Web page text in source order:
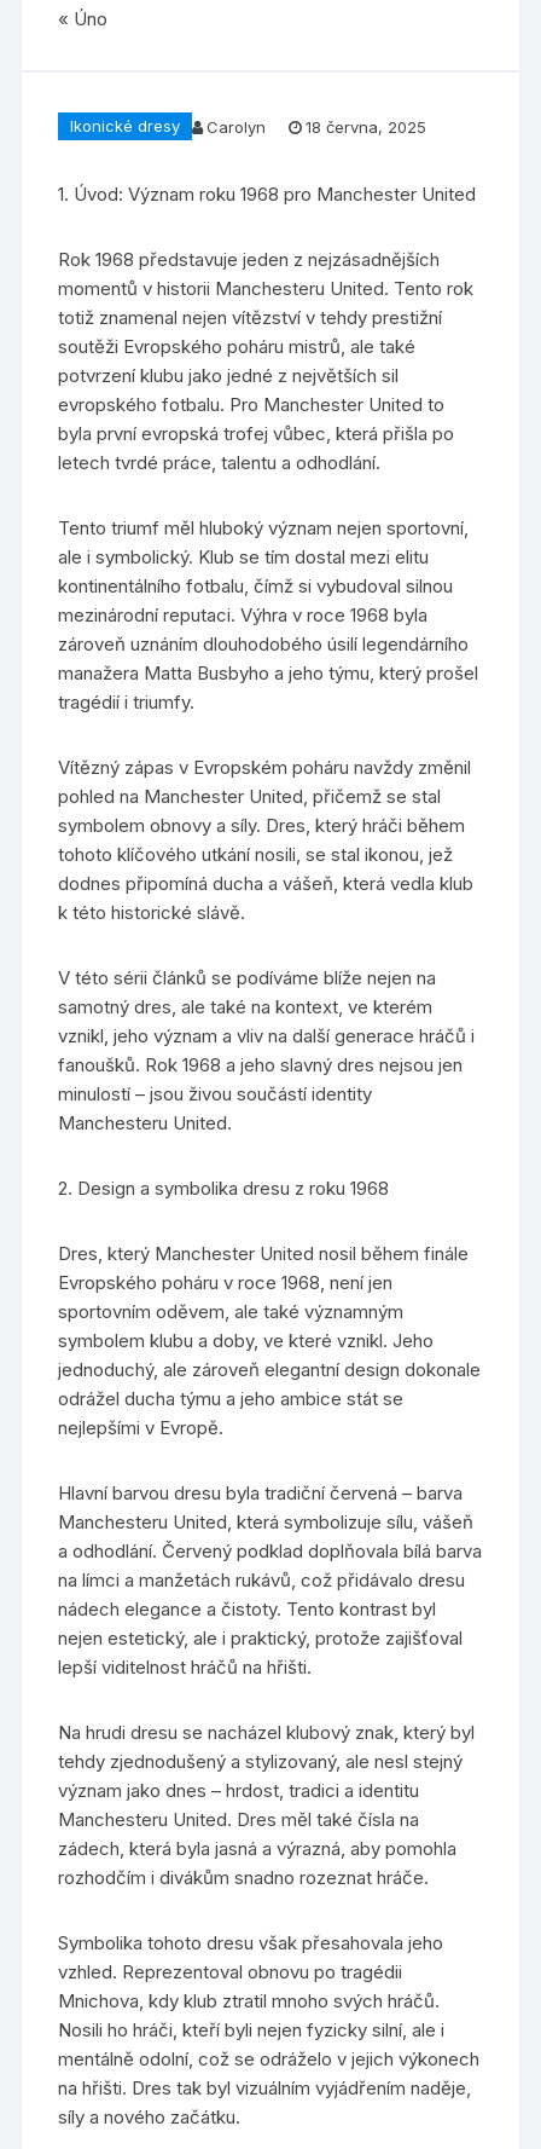
Ikonické dresy Carolyn 18 června, 2025
1. Úvod: Význam roku 1968 pro Manchester United
Rok 1968 představuje jeden z nejzásadnějších
momentů v historii Manchesteru United. Tento rok
totiž znamenal nejen vítězství v tehdy prestižní
soutěži Evropského poháru mistrů, ale také
potvrzení klubu jako jedné z největších sil
evropského fotbalu. Pro Manchester United to
byla první evropská trofej vůbec, která přišla po
letech tvrdé práce, talentu a odhodlání.
Tento triumf měl hluboký význam nejen sportovní,
ale i symbolický. Klub se tím dostal mezi elitu
kontinentálního fotbalu, čímž si vybudoval silnou
mezinárodní reputaci. Výhra v roce 1968 byla
zároveň uznáním dlouhodobého úsilí legendárního
manažera Matta Busbyho a jeho týmu, který prošel
tragédií i triumfy.
Vítězný zápas v Evropském poháru navždy změnil
pohled na Manchester United, přičemž se stal
symbolem obnovy a síly. Dres, který hráči během
tohoto klíčového utkání nosili, se stal ikonou, jež
dodnes připomíná ducha a vášeň, která vedla klub
k této historické slávě.
V této sérii článků se podíváme blíže nejen na
samotný dres, ale také na kontext, ve kterém
vznikl, jeho význam a vliv na další generace hráčů i
fanoušků. Rok 1968 a jeho slavný dres nejsou jen
minulostí – jsou živou součástí identity
Manchesteru United.
2. Design a symbolika dresu z roku 1968
Dres, který Manchester United nosil během finále
Evropského poháru v roce 1968, není jen
sportovním oděvem, ale také významným
symbolem klubu a doby, ve které vznikl. Jeho
jednoduchý, ale zároveň elegantní design dokonale
odrážel ducha týmu a jeho ambice stát se
nejlepšími v Evropě.
Hlavní barvou dresu byla tradiční červená – barva
Manchesteru United, která symbolizuje sílu, vášeň
a odhodlání. Červený podklad doplňovala bílá barva
na límci a manžetách rukávů, což přidávalo dresu
nádech elegance a čistoty. Tento kontrast byl
nejen estetický, ale i praktický, protože zajišťoval
lepší viditelnost hráčů na hřišti.
Na hrudi dresu se nacházel klubový znak, který byl
tehdy zjednodušený a stylizovaný, ale nesl stejný
význam jako dnes – hrdost, tradici a identitu
Manchesteru United. Dres měl také čísla na
zádech, která byla jasná a výrazná, aby pomohla
rozhodčím i divákům snadno rozeznat hráče.
Symbolika tohoto dresu však přesahovala jeho
vzhled. Reprezentoval obnovu po tragédii
Mnichova, kdy klub ztratil mnoho svých hráčů.
Nosili ho hráči, kteří byli nejen fyzicky silní, ale i
mentálně odolní, což se odráželo v jejich výkonech
na hřišti. Dres tak byl vizuálním vyjádřením naděje,
síly a nového začátku.
« Úno